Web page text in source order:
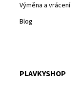
Výměna a vrácení
Blog
PLAVKYSHOP